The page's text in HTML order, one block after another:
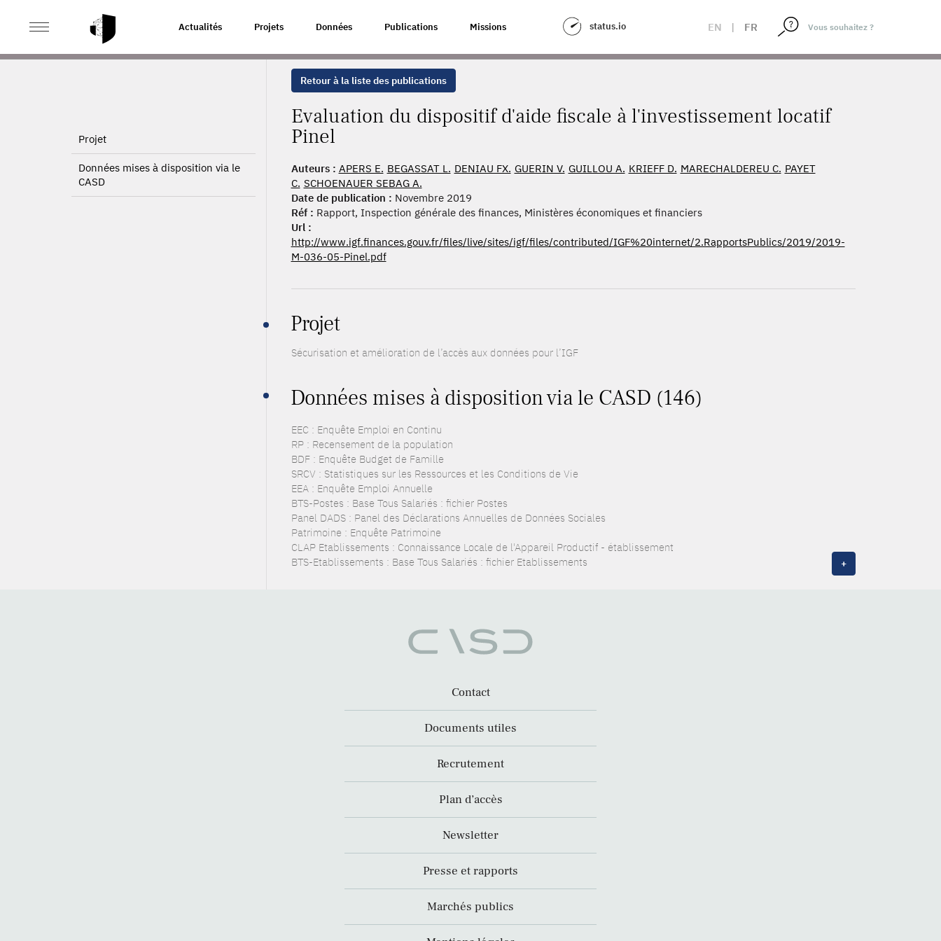
Actualités Projets Données Publications Missions status.io EN | FR
ACCUEIL PUBLICATIONS > EVALUATION DU DISPOSITIF D'AIDE FISCALE À L'INVESTISSEMENT LOCATIF PINEL
Projet
Données mises à disposition via le
CASD
Retour à la liste des publications
Evaluation du dispositif d'aide fiscale à l'investissement locatif
Pinel
Auteurs : APERS E. BEGASSAT L. DENIAU FX. GUERIN V. GUILLOU A. KRIEFF D. MARECHALDEREU C. PAYET
C. SCHOENAUER SEBAG A.
Date de publication : Novembre 2019
Réf : Rapport, Inspection générale des finances, Ministères économiques et financiers
Url :
http://www.igf.finances.gouv.fr/files/live/sites/igf/files/contributed/IGF%20internet/2.RapportsPublics/2019/2019-
M-036-05-Pinel.pdf
Projet
Sécurisation et amélioration de l’accès aux données pour l’IGF
Données mises à disposition via le CASD (146)
EEC : Enquête Emploi en Continu
RP : Recensement de la population
BDF : Enquête Budget de Famille
SRCV : Statistiques sur les Ressources et les Conditions de Vie
EEA : Enquête Emploi Annuelle
BTS-Postes : Base Tous Salariés : fichier Postes
Panel DADS : Panel des Déclarations Annuelles de Données Sociales
Patrimoine : Enquête Patrimoine
CLAP Etablissements : Connaissance Locale de l'Appareil Productif - établissement
BTS-Etablissements : Base Tous Salariés : fichier Etablissements
+
Contact
Documents utiles
Recrutement
Plan d’accès
Newsletter
Presse et rapports
Marchés publics